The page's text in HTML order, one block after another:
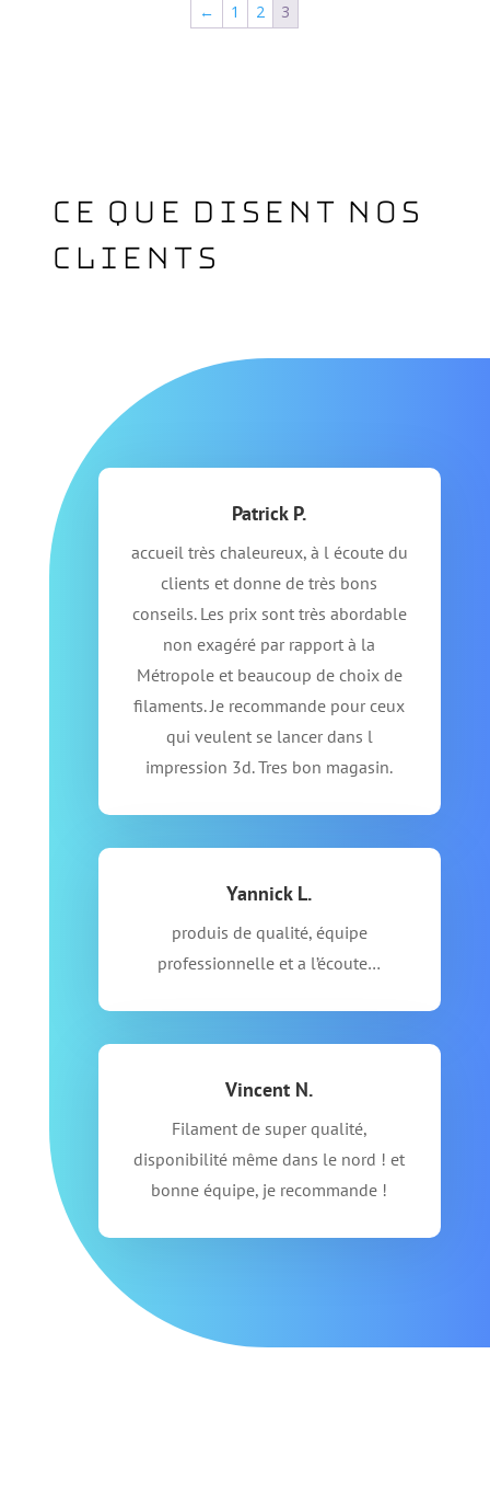
← 1 2 3
Ce que disent nos
clients
Patrick P.
accueil très chaleureux, à l écoute du
clients et donne de très bons
conseils. Les prix sont très abordable
non exagéré par rapport à la
Métropole et beaucoup de choix de
filaments. Je recommande pour ceux
qui veulent se lancer dans l
impression 3d. Tres bon magasin.
Yannick L.
produis de qualité, équipe
professionnelle et a l’écoute…
Vincent N.
Filament de super qualité,
disponibilité même dans le nord ! et
bonne équipe, je recommande !